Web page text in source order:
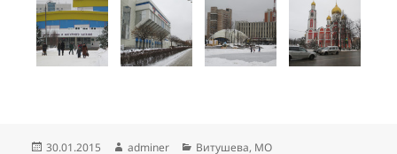
Опубликовано
30.01.2015 Автор
adminer Рубрики
Витушева, МО